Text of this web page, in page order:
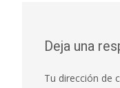
Deja una
Tu dirección de